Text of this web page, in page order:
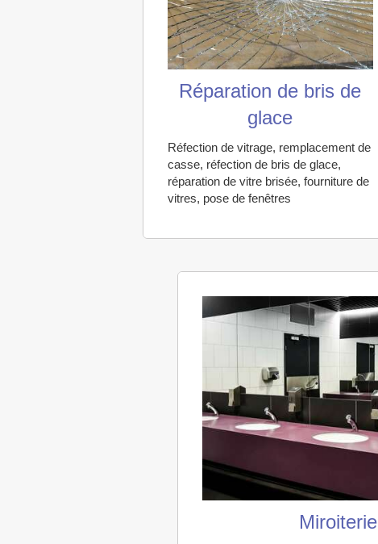
Réparation de bris de
glace
Réfection de vitrage, remplacement de
casse, réfection de bris de glace,
réparation de vitre brisée, fourniture de
vitres, pose de fenêtres
Miroiterie